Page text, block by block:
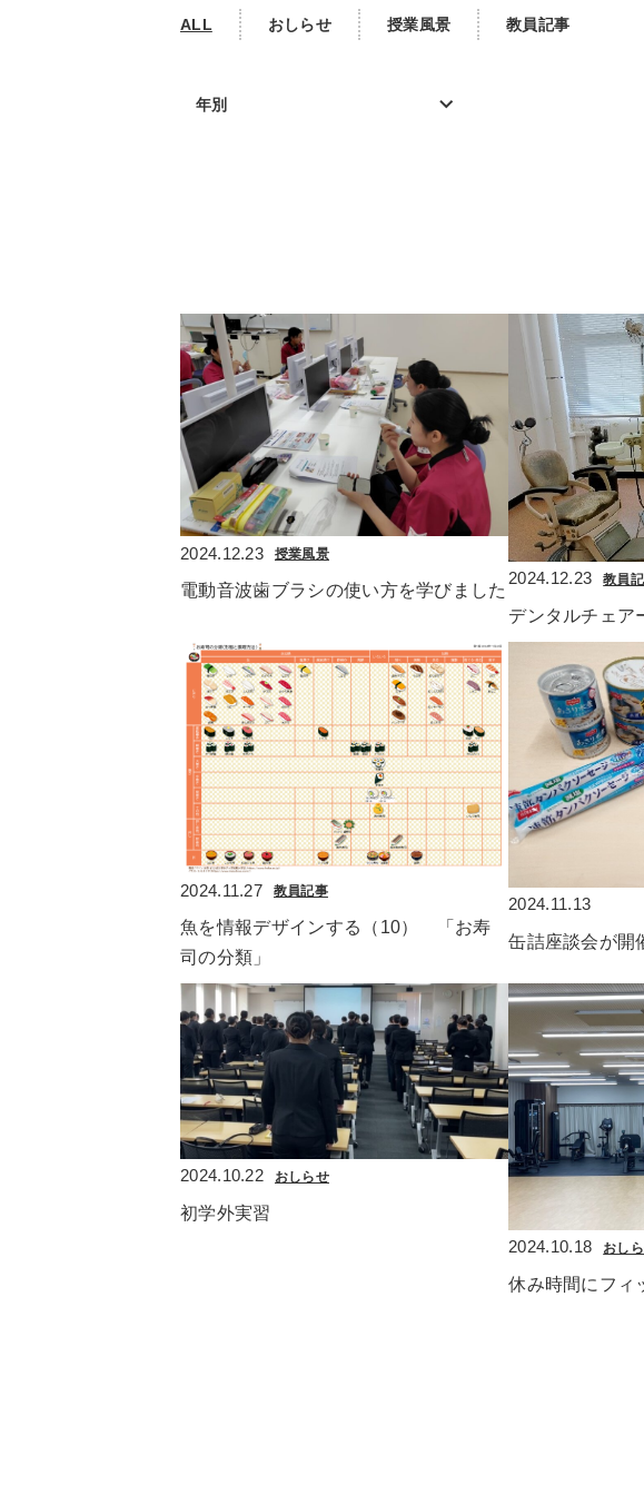
ALL おしらせ 授業風景 教員記事
年別
2024.12.23 授業風景
電動音波歯ブラシの使い方を学びました
2024.12.23 教員
デンタルチェア
2024.11.27 教員記事
魚を情報デザインする（10）　「お寿
司の分類」
2024.11.13
缶詰座談会が開
2024.10.22 おしらせ
初学外実習
2024.10.18
おし
休み時間にフィ